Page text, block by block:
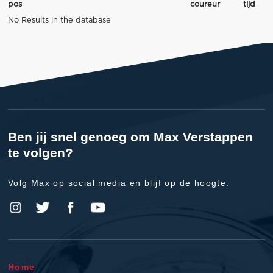
pos coureur
tijd
No Results in the database
Ben jij snel genoeg om Max Verstappen
te volgen?
Volg Max op social media en blijf op de hoogte.
Home